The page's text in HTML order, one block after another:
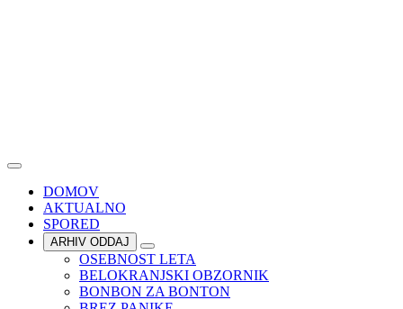
DOMOV
AKTUALNO
SPORED
ARHIV ODDAJ
OSEBNOST LETA
BELOKRANJSKI OBZORNIK
BONBON ZA BONTON